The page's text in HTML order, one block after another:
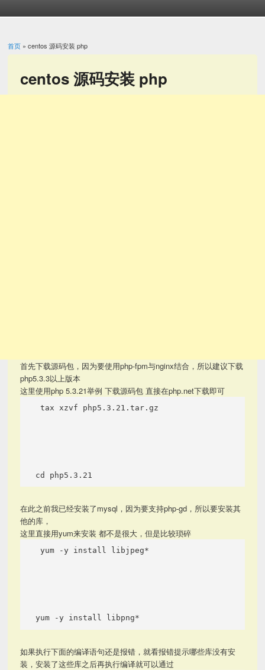
你在这里
首页 » centos 源码安装 php
centos 源码安装 php
首先下载源码包，因为要使用php-fpm与nginx结合，所以建议下载
php5.3.3以上版本
这里使用php 5.3.21举例 下载源码包 直接在php.net下载即可
tax xzvf php5.3.21.tar.gz
cd php5.3.21
在此之前我已经安装了mysql，因为要支持php-gd，所以要安装其
他的库，
这里直接用yum来安装 都不是很大，但是比较琐碎
yum -y install libjpeg*
yum -y install libpng*
如果执行下面的编译语句还是报错，就看报错提示哪些库没有安
装，安装了这些库之后再执行编译就可以通过